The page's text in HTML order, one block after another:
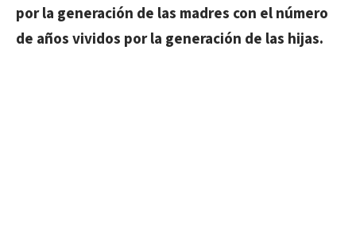
por la generación de las madres con el número
de años vividos por la generación de las hijas.